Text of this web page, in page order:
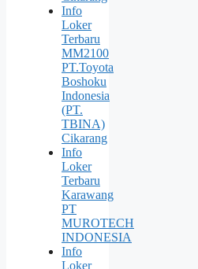
Info
Loker
Terbaru
MM2100
PT.Toyota
Boshoku
Indonesia
(PT.
TBINA)
Cikarang
Info
Loker
Terbaru
Karawang
PT
MUROTECH
INDONESIA
Info
Loker